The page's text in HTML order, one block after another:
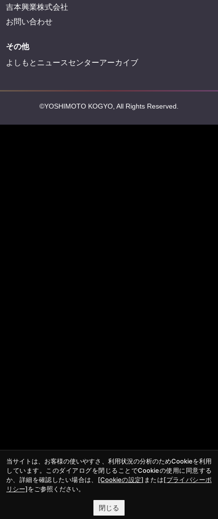
吉本興業株式会社
お問い合わせ
その他
よしもとニュースセンターアーカイブ
©YOSHIMOTO KOGYO, All Rights Reserved.
当サイトは、お客様の使いやすさ、利用状況の分析のためCookieを利用
しています。このダイアログを閉じることでCookieの使用に同意する
か、詳細を確認したい場合は、 [Cookieの設定] または[プライバシーポ
リシー]をご参照ください。
閉じる